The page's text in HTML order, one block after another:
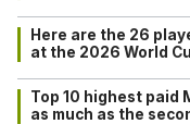
Here are the 26
at the 2026 World
Top 10 highest paid
as much as the